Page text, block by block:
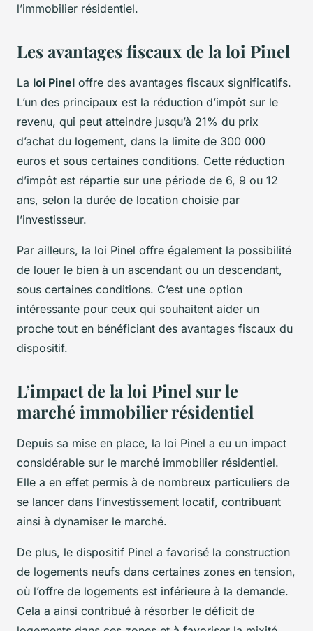
l’immobilier résidentiel.
Les avantages fiscaux de la loi Pinel
La loi Pinel offre des avantages fiscaux significatifs.
L’un des principaux est la réduction d’impôt sur le
revenu, qui peut atteindre jusqu’à 21% du prix
d’achat du logement, dans la limite de 300 000
euros et sous certaines conditions. Cette réduction
d’impôt est répartie sur une période de 6, 9 ou 12
ans, selon la durée de location choisie par
l’investisseur.
Par ailleurs, la loi Pinel offre également la possibilité
de louer le bien à un ascendant ou un descendant,
sous certaines conditions. C’est une option
intéressante pour ceux qui souhaitent aider un
proche tout en bénéficiant des avantages fiscaux du
dispositif.
L’impact de la loi Pinel sur le
marché immobilier résidentiel
Depuis sa mise en place, la loi Pinel a eu un impact
considérable sur le marché immobilier résidentiel.
Elle a en effet permis à de nombreux particuliers de
se lancer dans l’investissement locatif, contribuant
ainsi à dynamiser le marché.
De plus, le dispositif Pinel a favorisé la construction
de logements neufs dans certaines zones en tension,
où l’offre de logements est inférieure à la demande.
Cela a ainsi contribué à résorber le déficit de